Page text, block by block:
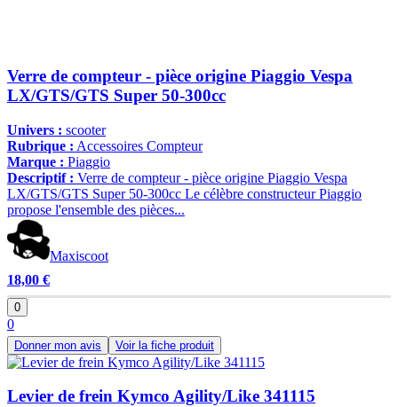
Verre de compteur - pièce origine Piaggio Vespa
LX/GTS/GTS Super 50-300cc
Univers : scooter
Rubrique : Accessoires Compteur
Marque : Piaggio
Descriptif : Verre de compteur - pièce origine Piaggio Vespa
LX/GTS/GTS Super 50-300cc Le célèbre constructeur Piaggio
propose l'ensemble des pièces...
Maxiscoot
18,00 €
0
0
Donner mon avis Voir la fiche produit
Levier de frein Kymco Agility/Like 341115